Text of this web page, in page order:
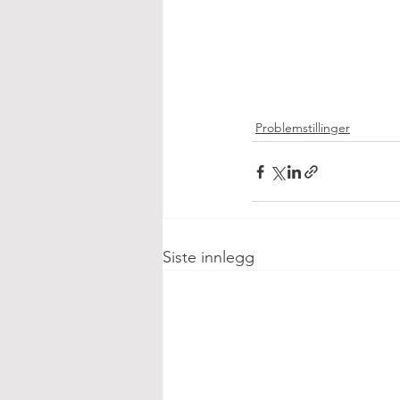
Problemstillinger
Siste innlegg